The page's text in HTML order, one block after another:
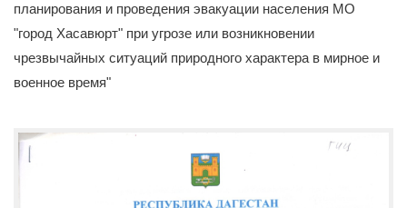
планирования и проведения эвакуации населения МО
"город Хасавюрт" при угрозе или возникновении
чрезвычайных ситуаций природного характера в мирное и
военное время"